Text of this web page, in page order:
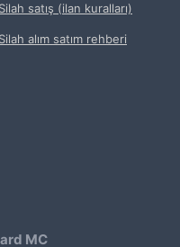
Silah satış (ilan kuralları)
Silah alım satım rehberi
MC